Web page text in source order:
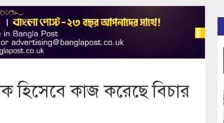
হিসেবে কাজ করেছে বিচার